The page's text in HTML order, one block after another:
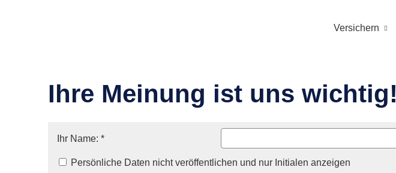
Versichern
Ihre Meinung ist uns wichtig!
Ihr Name: *
Persönliche Daten nicht veröffentlichen und nur Initialen anzeigen